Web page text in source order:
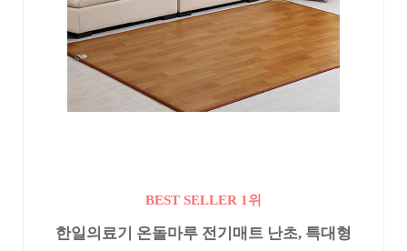
BEST SELLER 1위
한일의료기 온돌마루 전기매트 난초, 특대형